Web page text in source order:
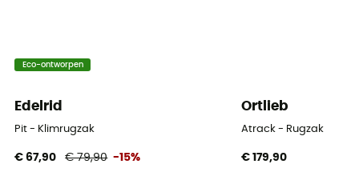
Eco-ontworpen
Edelrid
Pit - Klimrugzak
€ 67,90 € 79,90 -15%
Ortlieb
Atrack - Rugzak
€ 179,90